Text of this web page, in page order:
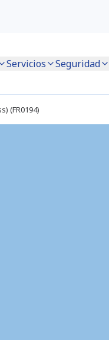
Servicios Seguridad
(FR0194)